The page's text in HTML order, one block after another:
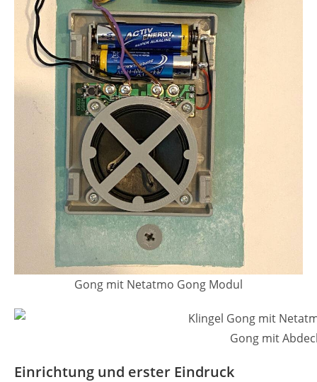
Gong mit Netatmo Gong Modul
Gong mit
Einrichtung und erster Eindruck